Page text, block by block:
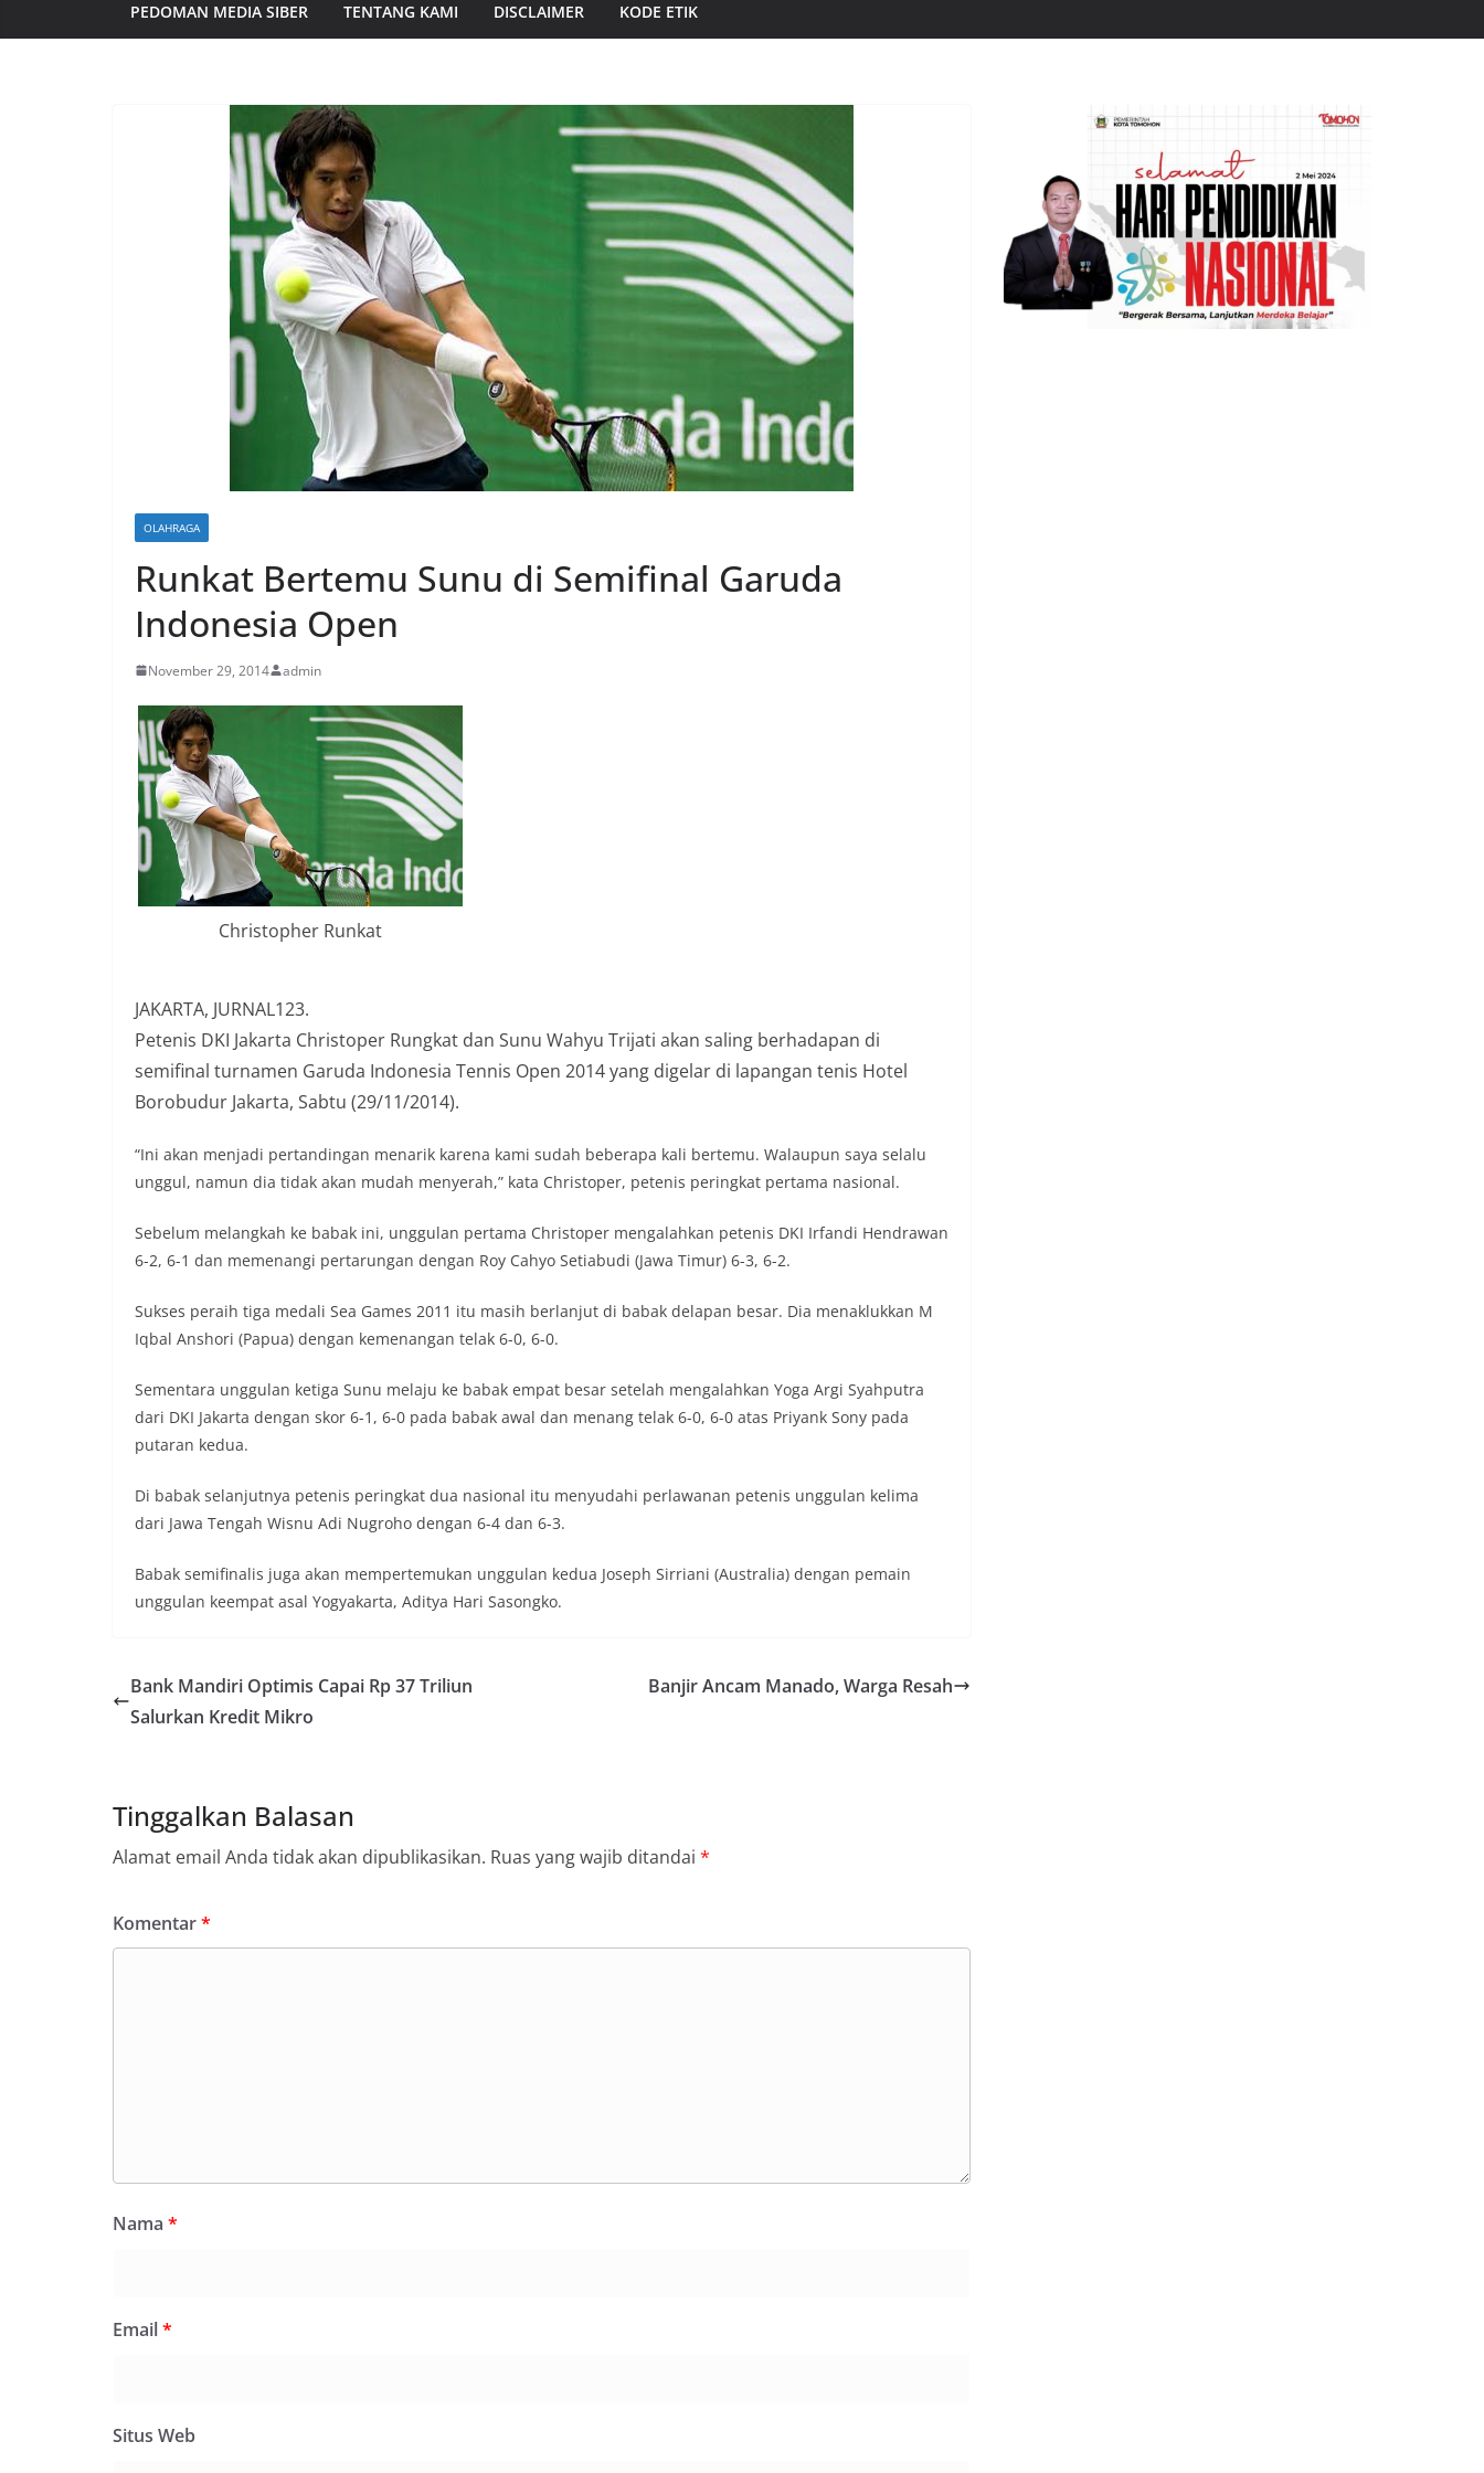
PEDOMAN MEDIA SIBER TENTANG KAMI DISCLAIMER KODE ETIK
OLAHRAGA
Runkat Bertemu Sunu di Semifinal Garuda
Indonesia Open
November 29, 2014 admin
Christopher Runkat
JAKARTA, JURNAL123.
Petenis DKI Jakarta Christoper Rungkat dan Sunu Wahyu Trijati akan saling berhadapan di
semifinal turnamen Garuda Indonesia Tennis Open 2014 yang digelar di lapangan tenis Hotel
Borobudur Jakarta, Sabtu (29/11/2014).
“Ini akan menjadi pertandingan menarik karena kami sudah beberapa kali bertemu. Walaupun saya selalu
unggul, namun dia tidak akan mudah menyerah,” kata Christoper, petenis peringkat pertama nasional.
Sebelum melangkah ke babak ini, unggulan pertama Christoper mengalahkan petenis DKI Irfandi Hendrawan
6-2, 6-1 dan memenangi pertarungan dengan Roy Cahyo Setiabudi (Jawa Timur) 6-3, 6-2.
Sukses peraih tiga medali Sea Games 2011 itu masih berlanjut di babak delapan besar. Dia menaklukkan M
Iqbal Anshori (Papua) dengan kemenangan telak 6-0, 6-0.
Sementara unggulan ketiga Sunu melaju ke babak empat besar setelah mengalahkan Yoga Argi Syahputra
dari DKI Jakarta dengan skor 6-1, 6-0 pada babak awal dan menang telak 6-0, 6-0 atas Priyank Sony pada
putaran kedua.
Di babak selanjutnya petenis peringkat dua nasional itu menyudahi perlawanan petenis unggulan kelima
dari Jawa Tengah Wisnu Adi Nugroho dengan 6-4 dan 6-3.
Babak semifinalis juga akan mempertemukan unggulan kedua Joseph Sirriani (Australia) dengan pemain
unggulan keempat asal Yogyakarta, Aditya Hari Sasongko.
Bank Mandiri Optimis Capai Rp 37 Triliun
Salurkan Kredit Mikro
Banjir Ancam Manado, Warga Resah
Tinggalkan Balasan
Alamat email Anda tidak akan dipublikasikan. Ruas yang wajib ditandai *
Komentar*
Nama *
Email*
Situs Web